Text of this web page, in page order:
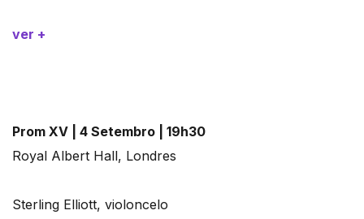
ver +
Prom XV | 4 Setembro | 19h30
Royal Albert Hall, Londres
Sterling Elliott, violoncelo